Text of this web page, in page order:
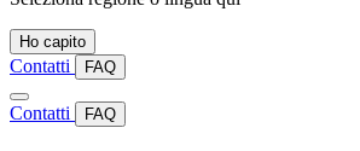
Ho capito
Contatti FAQ
Contatti FAQ